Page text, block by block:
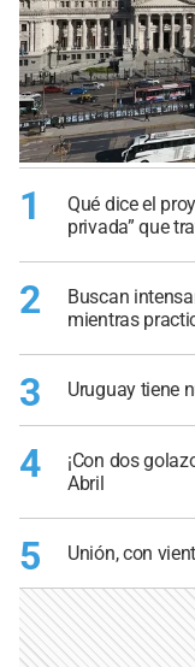
1
Qué dice el
privada” que
2
Buscan
mientras
3 Uruguay tiene
4
¡Con dos
Abril
5 Unión, con